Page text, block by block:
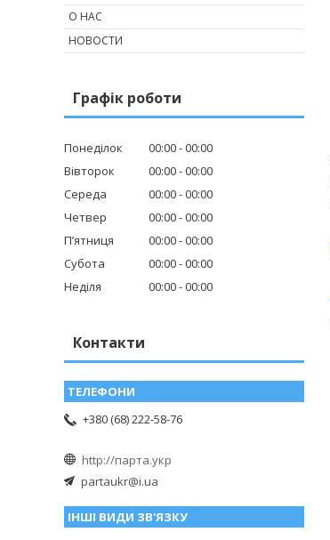
О НАС
НОВОСТИ
Графік роботи
Понеділок 00:00 00:00
Вівторок
00:00 00:00
Середа
00:00 00:00
Четвер
00:00 00:00
Пʼятниця
00:00 00:00
Субота
00:00 00:00
Неділя
00:00 00:00
Контакти
+380 (68) 222-58-76
http://парта.укр
partaukr@i.ua
ІНШІ ВИДИ ЗВ'ЯЗКУ